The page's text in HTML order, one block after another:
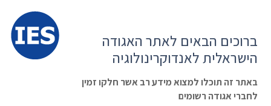
הרשמה ועדכון נתונים
כניסת חברים
ראשי » תעוד מפגש »
ברוכים הבאים לאתר האגודה
הישראלית לאנדוקרינולוגיה
באתר זה תוכלו למצוא מידע רב אשר חלקו זמין
לחברי אגודה רשומים